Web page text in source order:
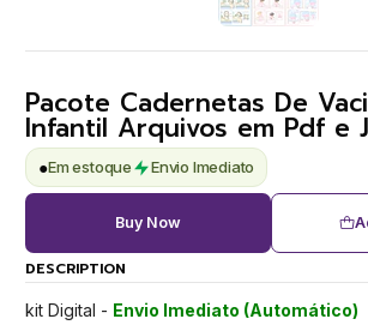
Pacote Cadernetas De
Infantil Arquivos em Pdf e
●Em estoque Envio Imediato
Buy Now
DESCRIPTION
kit Digital - Envio Imediato (Automático)